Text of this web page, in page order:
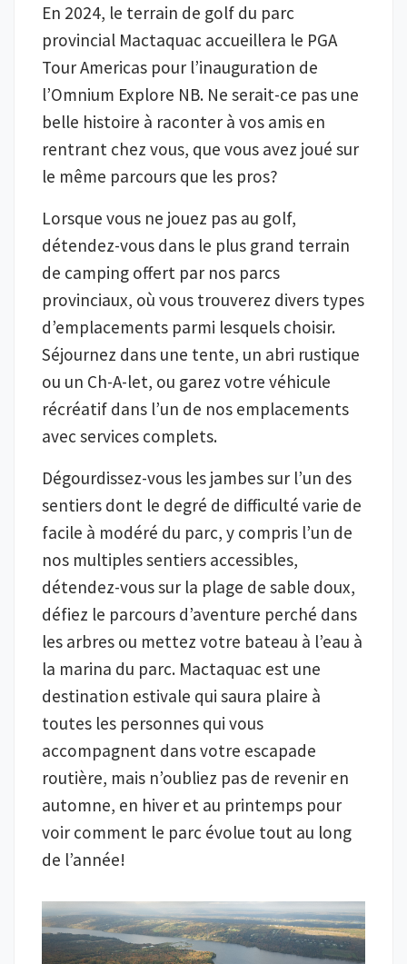
En 2024, le terrain de golf du parc
provincial Mactaquac accueillera le PGA
Tour Americas pour l’inauguration de
l’Omnium Explore NB. Ne serait-ce pas une
belle histoire à raconter à vos amis en
rentrant chez vous, que vous avez joué sur
le même parcours que les pros?
Lorsque vous ne jouez pas au golf,
détendez-vous dans le plus grand terrain
de camping offert par nos parcs
provinciaux, où vous trouverez divers types
d’emplacements parmi lesquels choisir.
Séjournez dans une tente, un abri rustique
ou un Ch-A-let, ou garez votre véhicule
récréatif dans l’un de nos emplacements
avec services complets.
Dégourdissez-vous les jambes sur l’un des
sentiers dont le degré de difficulté varie de
facile à modéré du parc, y compris l’un de
nos multiples sentiers accessibles,
détendez-vous sur la plage de sable doux,
défiez le parcours d’aventure perché dans
les arbres ou mettez votre bateau à l’eau à
la marina du parc. Mactaquac est une
destination estivale qui saura plaire à
toutes les personnes qui vous
accompagnent dans votre escapade
routière, mais n’oubliez pas de revenir en
automne, en hiver et au printemps pour
voir comment le parc évolue tout au long
de l’année!